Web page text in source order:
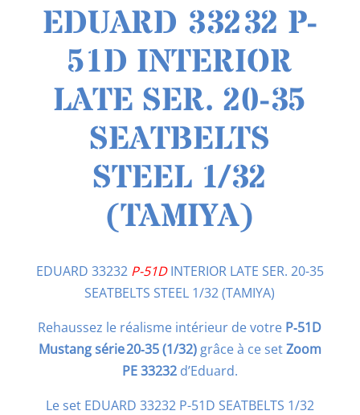
EDUARD 33232 P-
51D INTERIOR
LATE SER. 20-35
SEATBELTS
STEEL 1/32
(TAMIYA)
EDUARD 33232 P-51DINTERIOR LATE SER. 20-35
SEATBELTS STEEL 1/32 (TAMIYA)
Rehaussez le réalisme intérieur de votre P‑51D
Mustang série 20‑35 (1/32)grâce à ce setZoom
PE 33232d’Eduard.
Le set EDUARD 33232 P-51D SEATBELTS 1/32